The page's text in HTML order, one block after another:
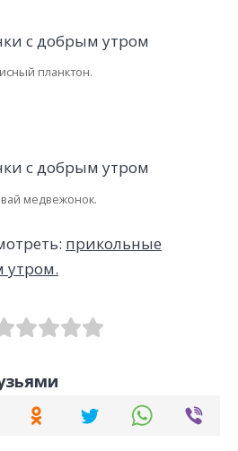
планктон.
медвежонок.
прикольные
утром.